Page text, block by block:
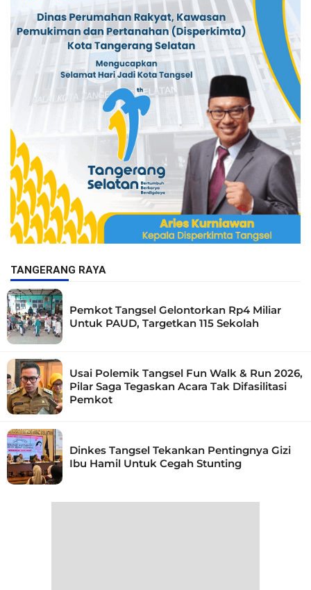
TANGERANG RAYA
Pemkot Tangsel Gelontorkan Rp4 Miliar
Untuk PAUD, Targetkan 115 Sekolah
Usai Polemik Tangsel Fun Walk & Run 2026,
Pilar Saga Tegaskan Acara Tak Difasilitasi
Pemkot
Dinkes Tangsel Tekankan Pentingnya Gizi
Ibu Hamil Untuk Cegah Stunting